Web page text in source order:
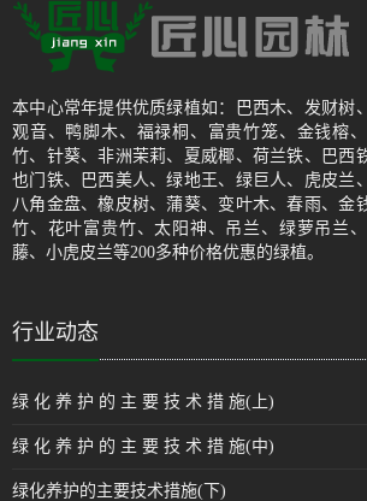
本中心常年提供优质绿植如：巴西木、发财树
观音、鸭脚木、福禄桐、富贵竹笼、金钱榕
竹、针葵、非洲茉莉、夏威椰、荷兰铁、巴西
也门铁、巴西美人、绿地王、绿巨人、虎皮兰
八角金盘、橡皮树、蒲葵、变叶木、春雨、金
竹、花叶富贵竹、太阳神、吊兰、绿萝吊兰
藤、小虎皮兰等200多种价格优惠的绿植。
行业动态
绿 化 养 护 的 主 要 技 术 措 施(上)
绿 化 养 护 的 主 要 技 术 措 施(中)
绿化养护的主要技术措施(下)